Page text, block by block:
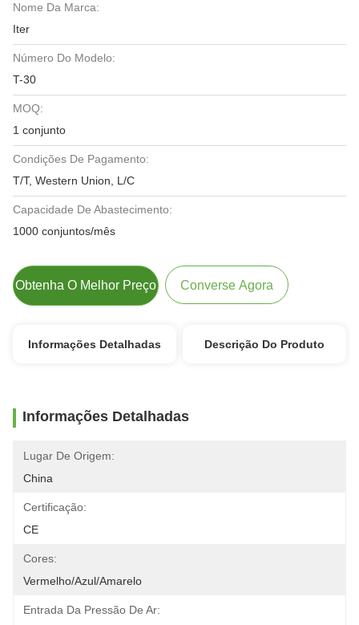
Nome Da Marca:
Iter
Número Do Modelo:
T-30
MOQ:
1 conjunto
Condições De Pagamento:
T/T, Western Union, L/C
Capacidade De Abastecimento:
1000 conjuntos/mês
Obtenha O Melhor Preço Converse Agora
Informações Detalhadas Descrição Do Produto
Informações Detalhadas
Lugar De Origem:
China
Certificação:
CE
Cores:
Vermelho/azul/amarelo
Entrada Da Pressão De Ar: